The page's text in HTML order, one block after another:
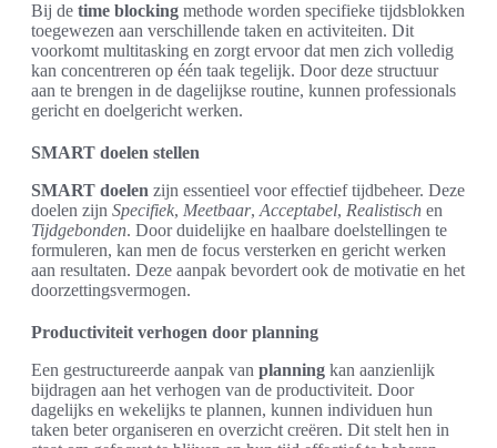
Bij de time blocking methode worden specifieke tijdsblokken
toegewezen aan verschillende taken en activiteiten. Dit
voorkomt multitasking en zorgt ervoor dat men zich volledig
kan concentreren op één taak tegelijk. Door deze structuur
aan te brengen in de dagelijkse routine, kunnen professionals
gericht en doelgericht werken.
SMART doelen stellen
SMART doelen zijn essentieel voor effectief tijdbeheer. Deze
doelen zijn Specifiek, Meetbaar, Acceptabel, Realistisch en
Tijdgebonden. Door duidelijke en haalbare doelstellingen te
formuleren, kan men de focus versterken en gericht werken
aan resultaten. Deze aanpak bevordert ook de motivatie en het
doorzettingsvermogen.
Productiviteit verhogen door planning
Een gestructureerde aanpak van planning kan aanzienlijk
bijdragen aan het verhogen van de productiviteit. Door
dagelijks en wekelijks te plannen, kunnen individuen hun
taken beter organiseren en overzicht creëren. Dit stelt hen in